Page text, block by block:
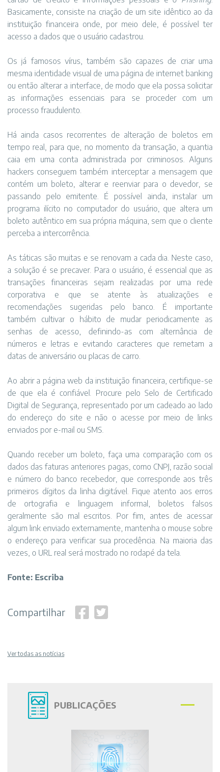
Basicamente, consiste na criação de um site idêntico ao da
instituição financeira onde, por meio dele, é possível ter
acesso a dados que o usuário cadastrou.
Os já famosos vírus, também são capazes de criar uma
mesma identidade visual de uma página de internet banking
ou então alterar a interface, de modo que ela possa solicitar
as informações essenciais para se proceder com um
processo fraudulento.
Há ainda casos recorrentes de alteração de boletos em
tempo real, para que, no momento da transação, a quantia
caia em uma conta administrada por criminosos. Alguns
hackers conseguem também interceptar a mensagem que
contém um boleto, alterar e reenviar para o devedor, se
passando pelo emitente. É possível ainda, instalar um
programa ilícito no computador do usuário, que altera um
boleto autêntico em sua própria máquina, sem que o cliente
perceba a intercorrência.
As táticas são muitas e se renovam a cada dia. Neste caso,
a solução é se precaver. Para o usuário, é essencial que as
transações financeiras sejam realizadas por uma rede
corporativa e que se atente às atualizações e
recomendações sugeridas pelo banco. É importante
também cultivar o hábito de mudar periodicamente as
senhas de acesso, definindo-as com alternância de
números e letras e evitando caracteres que remetam a
datas de aniversário ou placas de carro.
Ao abrir a página web da instituição financeira, certifique-se
de que ela é confiável. Procure pelo Selo de Certificado
Digital de Segurança, representado por um cadeado ao lado
do endereço do site e não o acesse por meio de links
enviados por e-mail ou SMS.
Quando receber um boleto, faça uma comparação com os
dados das faturas anteriores pagas, como CNPJ, razão social
e número do banco recebedor, que corresponde aos três
primeiros dígitos da linha digitável. Fique atento aos erros
de ortografia e linguagem informal, boletos falsos
geralmente são mal escritos. Por fim, antes de acessar
algum link enviado externamente, mantenha o mouse sobre
o endereço para verificar sua procedência. Na maioria das
vezes, o URL real será mostrado no rodapé da tela.
Fonte: Escriba
Compartilhar
Ver todas as notícias
PUBLICAÇÕES